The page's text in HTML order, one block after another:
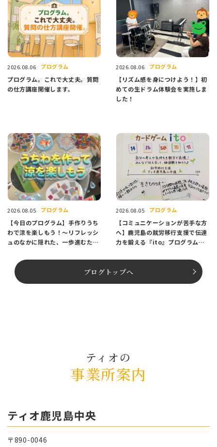
2026.08.06 プログラム
プログラム。これで大丈夫。質問
の仕方講座開催します。
2026.08.06 プログラム
【リズム感を身につけよう！】初
めての生ドラム体験会を実施しま
した！
2026.08.05 プログラム
【今日のプログラム】手作りうち
わで涼を楽しもう！〜リフレッシ
ュのなかに隠れた、一歩進むため
2026.08.05 プログラム
【コミュニケーションが苦手な方
へ】鹿児島の就労移行支援で伝達
力を鍛える『ito』プログラム紹
ブログトップへ
ティオの
事業所案内
ティオ⿅児島中央
〒890-0046